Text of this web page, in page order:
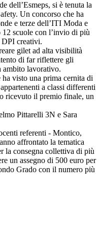
dell’Esmeps, si è tenuta la
Un concorso che ha
e terze dell’ITI Moda e
scuole con l’invio di più
DPI creativi.
gilet ad alta visibilità
di far riflettere gli
ambito lavorativo.
visto una prima cernita di
a classi differenti
ricevuto il premio finale, un
Pittarelli 3N e Sara
referenti - Montico,
affrontato la tematica
la consegna collettiva di più
un assegno di 500 euro per
Grado con il numero più